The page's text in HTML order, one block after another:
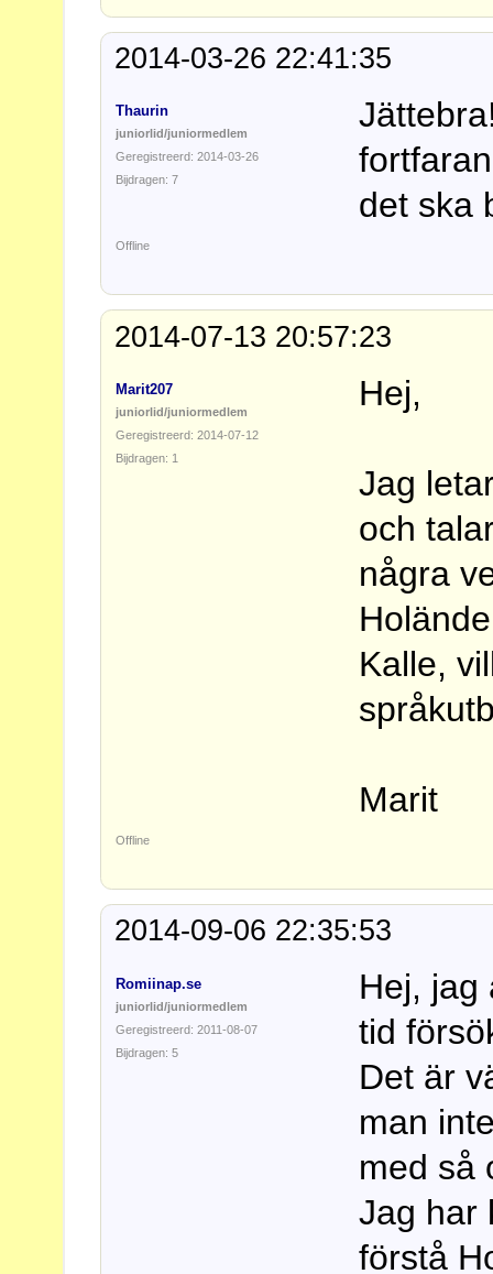
2014-03-26 22:41:35
Thaurin
juniorlid/juniormedlem
Geregistreerd: 2014-03-26
Bijdragen: 7
det ska
Offline
2014-07-13 20:57:23
Marit207
juniorlid/juniormedlem
Geregistreerd: 2014-07-12
Bijdragen: 1
Hej,
Jag
och
några
Kalle,
Marit
Offline
2014-09-06 22:35:53
Romiinap.se
juniorlid/juniormedlem
Geregistreerd: 2011-08-07
Bijdragen: 5
Hej, jag
tid
Det är
man
med så
Jag har
förstå